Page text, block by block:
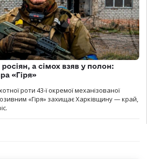
а сімох взяв у полон:
«Гіря»
роти 43-ї окремої механізованої
«Гіря» захищає Харківщину — край,